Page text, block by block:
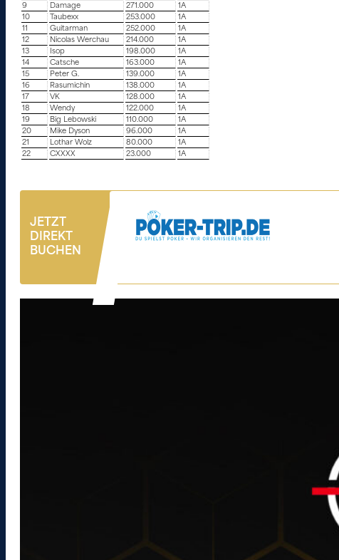
9
Damage 271.000
1A
10
Taubexx 253.000
1A
11
Guitarman 252.000
1A
12
Nicolas Werchau 214.000
1A
13
Isop 198.000
1A
14
Catsche 163.000
1A
15
Peter G. 139.000
1A
16
Rasumichin 138.000
1A
17
VK 128.000
1A
18
Wendy 122.000
1A
19
Big Lebowski 110.000
1A
20
Mike Dyson 96.000
1A
21
Lothar Wolz 80.000
1A
22
CXXXX 23.000 1A
JETZT
DIREKT
BUCHEN